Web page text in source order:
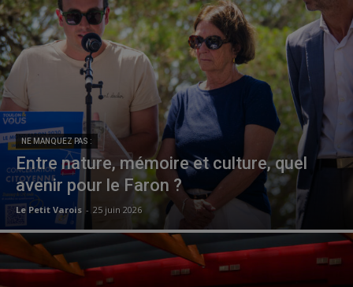
NE MANQUEZ PAS :
Entre nature, mémoire et culture, quel
avenir pour le Faron ?
Le Petit Varois - 25 juin 2026